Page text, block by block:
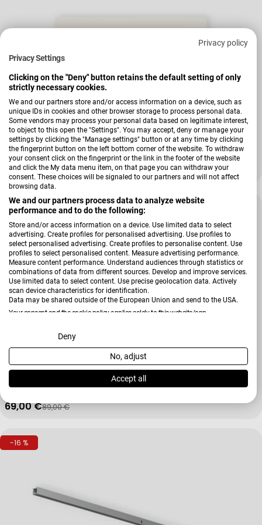
Privacy policy
Privacy Settings
Clicking on the "Deny" button retains the default setting of only
strictly necessary cookies.
We and our partners store and/or access information on a device, such as
unique IDs in cookies and other browser storage to process personal data.
Some vendors may process your personal data based on legitimate interest,
to object to this open the "Settings". You may accept, deny or manage your
settings by clicking the "Manage settings" button or at any time by clicking
the fingerprint button on the left bottom corner of the website. To withdraw
your consent click on the fingerprint or the link in the footer of the website
and click the My data menu item, on that page you can withdraw your
consent. These choices will be signaled to our partners and will not affect
browsing data.
We and our partners process data to analyze website
performance and to do the following:
Store and/or access information on a device. Use limited data to select
advertising. Create profiles for personalised advertising. Use profiles to
select personalised advertising. Create profiles to personalise content. Use
profiles to select personalised content. Measure advertising performance.
Measure content performance. Understand audiences through statistics or
combinations of data from different sources. Develop and improve services.
Use limited data to select content. Use precise geolocation data. Actively
scan device characteristics for identification.
Data may be shared outside of the European Union and send to the USA.
Your consent and the cookie policy applies solely to this website/app.
View Partner List (2 IAB Vendors)
We use your data for the following purposes:
IAB processing purposes:
Use limited data to select advertising
Use profiles to select personalised advertising
Deny
No, adjust
Accept all
Schuheinlegeboden Zubehör
Verkäufer:
Hardi
+ Weitere Varianten
Verkaufspreis
39,00 €
Regulärer Preis
48,00 €
-22 %
Glaseinlegeboden Zubehör
Verkaufspreis
69,00 €
Regulärer Preis
89,00 €
-16 %